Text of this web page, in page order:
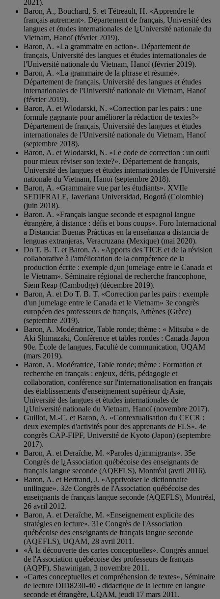
2021).
Baron, A., Bouchard, S. et Tétreault, H. «Apprendre le
français autrement». Département de français, Université des
langues et études internationales de l¿Université nationale du
Vietnam, Hanoï (février 2019).
Baron, A. «La grammaire en action». Département de
français, Université des langues et études internationales de
l'Université nationale du Vietnam, Hanoï (février 2019).
Baron, A. «La grammaire de la phrase et résumé».
Département de français, Université des langues et études
internationales de l'Université nationale du Vietnam, Hanoï
(février 2019).
Baron, A. et Wlodarski, N. «Correction par les pairs : une
formule gagnante pour améliorer la rédaction de textes?»
Département de français, Université des langues et études
internationales de l'Université nationale du Vietnam, Hanoï
(septembre 2018).
Baron, A. et Wlodarski, N. «Le code de correction : un outil
pour mieux réviser son texte?». Département de français,
Université des langues et études internationales de l'Université
nationale du Vietnam, Hanoï (septembre 2018).
Baron, A. «Grammaire vue par les étudiants». XVIIe
SEDIFRALE, Javeriana Universidad, Bogotá (Colombie)
(juin 2018).
Baron. A. «Français langue seconde et espagnol langue
étrangère, à distance : défis et bons coups». Foro Internacional
a Distancia: Buenas Prácticas en la enseñanza a distancia de
lenguas extranjeras, Veracruzana (Mexique) (mai 2020).
Do T. B. T. et Baron, A. «Apports des TICE et de la révision
collaborative à l'amélioration de la compétence de la
production écrite : exemple d¿un jumelage entre le Canada et
le Vietnam». Séminaire régional de recherche francophone,
Siem Reap (Cambodge) (décembre 2019).
Baron, A. et Do T. B. T. «Correction par les pairs : exemple
d'un jumelage entre le Canada et le Vietnam» 3e congrès
européen des professeurs de français, Athènes (Grèce)
(septembre 2019).
Baron, A. Modératrice, Table ronde; thème : « Mitsuba » de
Aki Shimazaki, Conférence et tables rondes : Canada-Japon
90e. École de langues, Faculté de communication, UQAM
(mars 2019).
Baron, A. Modératrice, Table ronde; thème : Formation et
recherche en français : enjeux, défis, pédagogie et
collaboration, conférence sur l'internationalisation en français
des établissements d'enseignement supérieur d¿Asie,
Université des langues et études internationales de
l¿Université nationale du Vietnam, Hanoï (novembre 2017).
Guillot, M.-C. et Baron, A. «Contextualisation du CECR :
deux exemples d'activités pour des apprenants de FLS». 4e
congrès CAP-FIPF, Université de Kyoto (Japon) (septembre
2017).
Baron, A. et Deraîche, M. «Paroles d¿immigrants». 35e
Congrès de l¿Association québécoise des enseignants de
français langue seconde (AQEFLS), Montréal (avril 2016).
Baron, A. et Bertrand, J. «Apprivoiser le dictionnaire
unilingue». 32e Congrès de l'Association québécoise des
enseignants de français langue seconde (AQEFLS), Montréal,
26 avril 2012.
Baron, A. et Deraîche, M. «Enseignement explicite des
stratégies en lecture». 31e Congrès de l'Association
québécoise des enseignants de français langue seconde
(AQEFLS), UQAM, 28 avril 2011.
«À la découverte des cartes conceptuelles». Congrès annuel
de l'Association québécoise des professeurs de français
(AQPF), Shawinigan, 3 novembre 2011.
«Cartes conceptuelles et compréhension de textes», Séminaire
de lecture DID8230-40 - didactique de la lecture en langue
seconde et étrangère, UQAM, jeudi 17 mars 2011.